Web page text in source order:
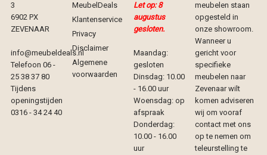
3
6902 PX
ZEVENAAR
info@meubeldeals.nl
Telefoon 06 -
25 38 37 80
Tijdens
openingstijden
0316 - 34 24 40
MeubelDeals
Klantenservice
Privacy
Disclaimer
Algemene
voorwaarden
Let op: 8
augustus
gesloten.
Maandag:
gesloten
Dinsdag: 10.00
- 16.00 uur
Woensdag: op
afspraak
Donderdag:
10.00 - 16.00
uur
meubelen staan
opgesteld in
onze showroom.
Wanneer u
gericht voor
specifieke
meubelen naar
Zevenaar wilt
komen adviseren
wij om vooraf
contact met ons
op te nemen om
teleurstelling te